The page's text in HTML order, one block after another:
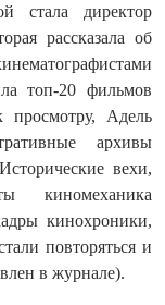
стала директор
рассказала об
топ-20 фильмов
просмотру, Адель
архивы
вехи,
киномеханика
кинохроники,
повторяться и
в журнале).